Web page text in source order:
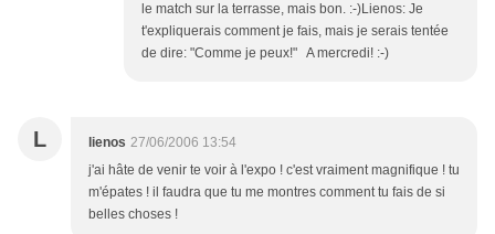
le match sur la terrasse, mais bon. :-)Lienos: Je
t'expliquerais comment je fais, mais je serais tentée
de dire: "Comme je peux!" A mercredi! :-)
L lienos 27/06/2006 13:54
j'ai hâte de venir te voir à l'expo ! c'est vraiment magnifique ! tu
m'épates ! il faudra que tu me montres comment tu fais de si
belles choses !